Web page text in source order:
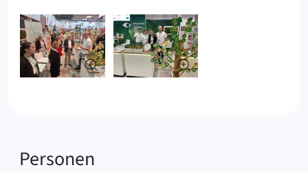
Verknüpfte
Personen